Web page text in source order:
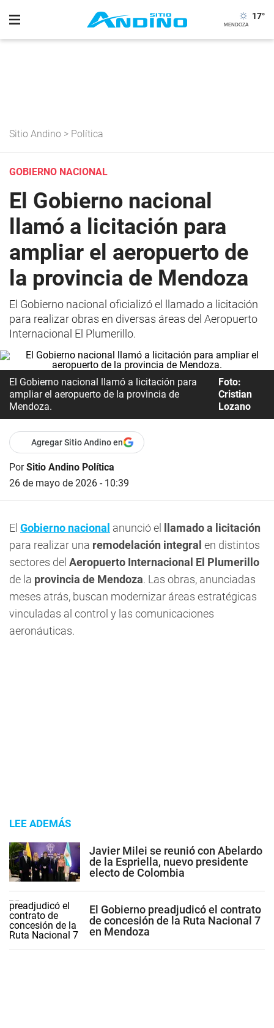
17°
Sitio Andino > Política
GOBIERNO NACIONAL
El Gobierno nacional
llamó a licitación para
ampliar el aeropuerto de
la provincia de Mendoza
El Gobierno nacional oficializó el llamado a licitación
para realizar obras en diversas áreas del Aeropuerto
Internacional El Plumerillo.
El Gobierno nacional llamó a licitación para
ampliar el aeropuerto de la provincia de
Mendoza.
Foto:
Cristian
Lozano
Agregar Sitio Andino en
PorSitio Andino Política
26 de mayo de 2026 - 10:39
El Gobierno nacional anunció el
llamado a licitación
para realizar una remodelación integral en distintos
sectores del Aeropuerto Internacional El Plumerillo
de la provincia de Mendoza. Las obras, anunciadas
meses atrás, buscan modernizar áreas estratégicas
vinculadas al control y las comunicaciones
aeronáuticas.
LEE ADEMÁS
Javier Milei se reunió con Abelardo
de la Espriella, nuevo presidente
electo de Colombia
El Gobierno preadjudicó el contrato
de concesión de la Ruta Nacional 7
en Mendoza